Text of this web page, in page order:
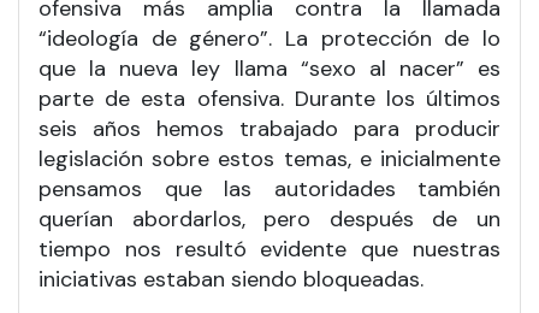
ofensiva más amplia contra la llamada
“ideología de género”. La protección de lo
que la nueva ley llama “sexo al nacer” es
parte de esta ofensiva. Durante los últimos
seis años hemos trabajado para producir
legislación sobre estos temas, e inicialmente
pensamos que las autoridades también
querían abordarlos, pero después de un
tiempo nos resultó evidente que nuestras
iniciativas estaban siendo bloqueadas.